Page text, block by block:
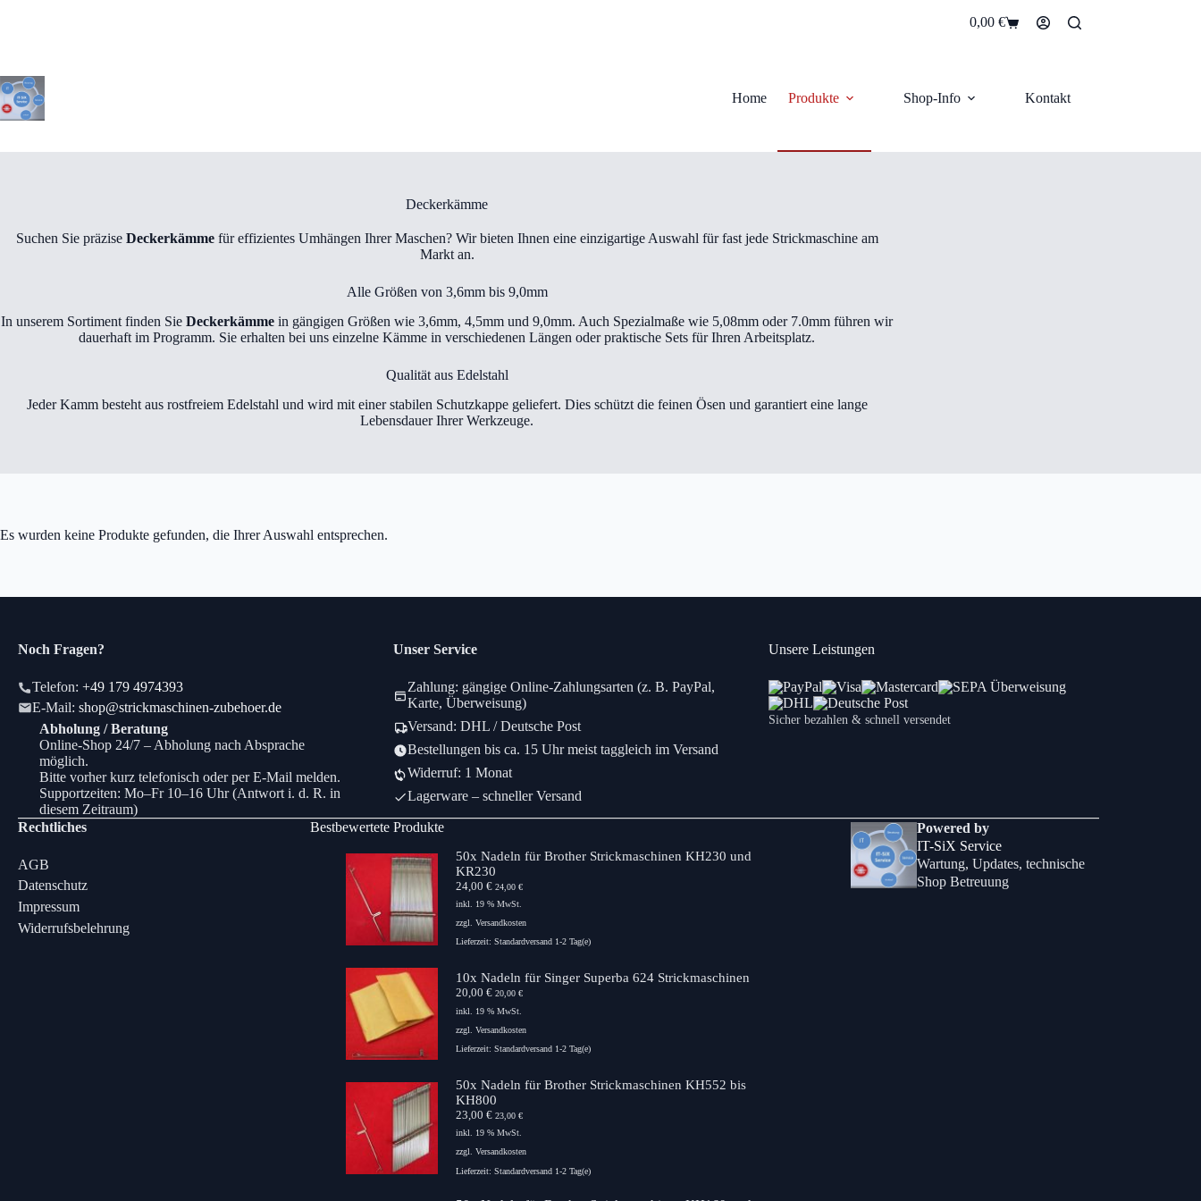
Warenkorb
0,00 €
Home Produkte Shop-Info Kontakt
Deckerkämme
Suchen Sie präzise Deckerkämmefür effizientes Umhängen Ihrer Maschen? Wir bieten Ihnen eine einzigartige Auswahl für fast jede Strickmaschine am
Markt an.
Alle Größen von 3,6mm bis 9,0mm
In unserem Sortiment finden Sie Deckerkämme in gängigen Größen wie 3,6mm, 4,5mm und 9,0mm. Auch Spezialmaße wie 5,08mm oder 7.0mm führen wir
dauerhaft im Programm. Sie erhalten bei uns einzelne Kämme in verschiedenen Längen oder praktische Sets für Ihren Arbeitsplatz.
Qualität aus Edelstahl
Jeder Kamm besteht aus rostfreiem Edelstahl und wird mit einer stabilen Schutzkappe geliefert. Dies schützt die feinen Ösen und garantiert eine lange
Lebensdauer Ihrer Werkzeuge.
Es wurden keine Produkte gefunden, die Ihrer Auswahl entsprechen.
Noch Fragen?
Telefon: +49 179 4974393
E-Mail: shop@strickmaschinen-zubehoer.de
Abholung / Beratung
Online-Shop 24/7 – Abholung nach Absprache
möglich.
Bitte vorher kurz telefonisch oder per E-Mail melden.
Supportzeiten: Mo–Fr 10–16 Uhr (Antwort i. d. R. in
diesem Zeitraum)
Unser Service
Zahlung: gängige Online-Zahlungsarten (z. B. PayPal,
Karte, Überweisung)
Versand: DHL / Deutsche Post
Bestellungen bis ca. 15 Uhr meist taggleich im Versand
Widerruf: 1 Monat
Lagerware – schneller Versand
Unsere Leistungen
Sicher bezahlen & schnell versendet
Rechtliches
AGB
Datenschutz
Impressum
Widerrufsbelehrung
Bestbewertete Produkte
50x Nadeln für Brother Strickmaschinen KH230 und
KR230
24,00€ 24,00€
inkl. 19 % MwSt.
zzgl.Versandkosten
Lieferzeit:Standardversand 1-2 Tag(e)
10x Nadeln für Singer Superba 624 Strickmaschinen
20,00€ 20,00€
inkl. 19 % MwSt.
zzgl.Versandkosten
Lieferzeit:Standardversand 1-2 Tag(e)
50x Nadeln für Brother Strickmaschinen KH552 bis
KH800
23,00€ 23,00€
inkl. 19 % MwSt.
zzgl.Versandkosten
Lieferzeit:Standardversand 1-2 Tag(e)
Powered by
IT-SiX Service
Wartung, Updates, technische
Shop Betreuung